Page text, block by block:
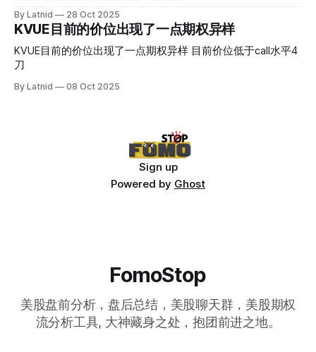
By Latnid 28 Oct 2025
KVUE目前的价位出现了一点期权异样
KVUE目前的价位出现了一点期权异样 目前价位低于call水平4
刀
By Latnid 08 Oct 2025
Sign up
Powered by Ghost
FomoStop
美股盘前分析，盘后总结，美股聊天群，美股期权
流分析工具, 大神藏身之处，抱团前进之地。